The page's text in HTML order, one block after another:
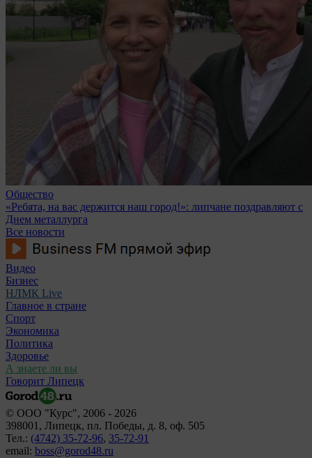
Общество
«Ребята, на вас держится наш город!»: липчане поздравляют с
Днем металлурга
Все новости
Видео
Бизнес
НЛМК Live
Главное в стране
Спорт
Экономика
Политика
Здоровье
А знаете ли вы
Говорит Липецк
© ООО "Курс", 2006 - 2026
398001, Липецк, пл. Победы, д. 8, оф. 505
Тел.: (4742) 35-72-96, 35-72-91
email: boss@gorod48.ru